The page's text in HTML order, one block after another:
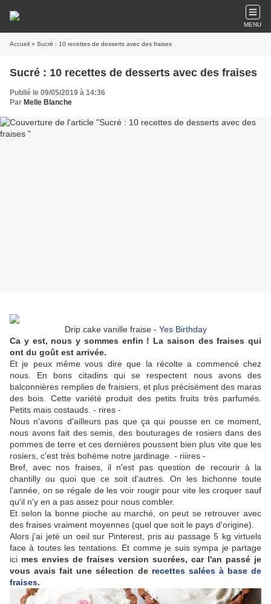
MENU
Accueil » Sucré : 10 recettes de desserts avec des fraises
Sucré : 10 recettes de desserts avec des fraises
Publié le 09/05/2019 à 14:36
Par Melle Blanche
Drip cake vanille fraise - Yes Birthday
Ca y est, nous y sommes enfin ! La saison des fraises qui
ont du goût est arrivée.
Et je peux même vous dire que la récolte a commencé chez
nous. En bons citadins qui se respectent nous avons des
balconnières remplies de fraisiers, et plus précisément des maras
des bois. Cette variété produit des petits fruits très parfumés.
Petits mais costauds. - rires -
Nous n'avons d'ailleurs pas que ça qui pousse en ce moment,
nous avons fait des semis, des bouturages de rosiers dans des
pommes de terre et ces dernières poussent bien plus vite que les
rosiers, c'est très bohème notre jardinage. - riiires -
Bref, avec nos fraises, il n'est pas question de recourir à la
chantilly ou quoi que ce soit d'autres. On les bichonne toute
l'année, on se régale de les voir rougir pour vite les croquer sauf
qu'il n'y en a pas assez pour nous combler.
Et selon la bonne pioche au marché, on peut se retrouver avec
des fraises vraiment moyennes (quel que soit le pays d'origine).
Alors j'ai jeté un oeil sur Pinterest, pris au passage 5 kg virtuels
face à toutes les tentations. Et comme je suis sympa je partage
ici mes envies de fraises version sucrées, car l'an passé je
vous avais fait une sélection de recettes salées à base de
fraises.